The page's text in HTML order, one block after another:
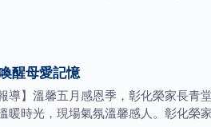
醒母愛記憶
導】溫馨五月感恩季，彰化榮家長
暖時光，現場氣氛溫馨感人。彰化榮